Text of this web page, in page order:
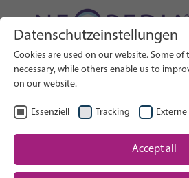
ES Seleccionar
Un vistazo a los cuidados
Buscar en el sitio
Datenschutzeinstellungen
Cookies are used on our website. Some of
necessary, while others enable us to
on our website.
Essenziell Tracking
Accept all